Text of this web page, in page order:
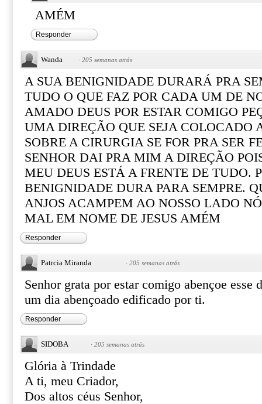
AMÉM
Responder
Wanda · 205 semanas atrás
A SUA BENIGNIDADE DURARÁ PRA
TUDO O QUE FAZ POR CADA UM DE
AMADO DEUS POR ESTAR COMIGO
UMA DIREÇÃO QUE SEJA COLOCADO
SOBRE A CIRURGIA SE FOR PRA SER
SENHOR DAI PRA MIM A DIREÇÃO
MEU DEUS ESTÁ A FRENTE DE TUDO.
BENIGNIDADE DURA PARA SEMPRE.
ANJOS ACAMPEM AO NOSSO LADO
MAL EM NOME DE JESUS AMÉM
Responder
Patrcia Miranda · 205 semanas atrás
Senhor grata por estar comigo abençoe esse
um dia abençoado edificado por ti.
Responder
SIDOBA · 205 semanas atrás
Glória à Trindade
A ti, meu Criador,
Dos altos céus Senhor,